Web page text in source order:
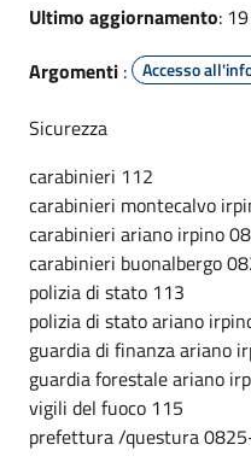
Ultimo aggiornamento:
Argomenti : Accesso
Sicurezza
carabinieri 112
carabinieri montecalvo
carabinieri ariano irpino
carabinieri buonalbergo
polizia di stato 113
polizia di stato ariano
guardia di finanza ariano
guardia forestale ariano
vigili del fuoco 115
prefettura /questura